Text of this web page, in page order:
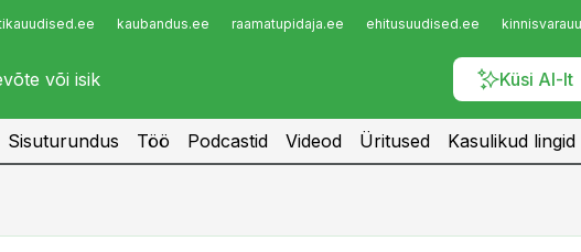
kaubandus.ee raamatupidaja.ee ehitusuudised.ee
Küsi AI-lt
Infopank
Sisuturundus Töö Podcastid Videod Üritused Kasulikud lingid